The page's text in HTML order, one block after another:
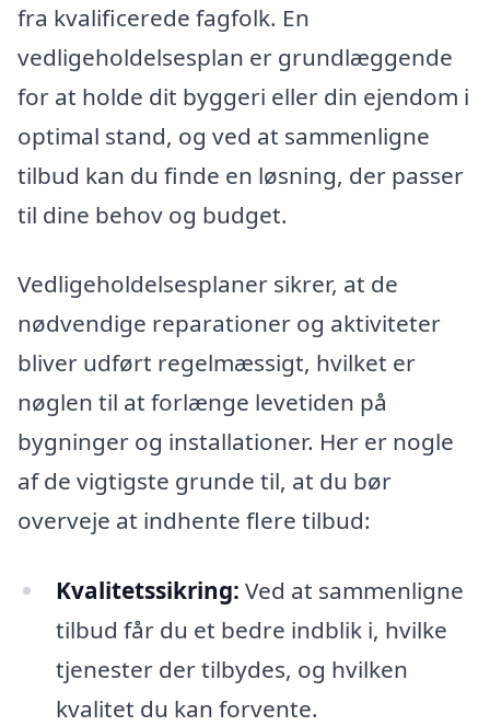
fra kvalificerede fagfolk. En
vedligeholdelsesplan er grundlæggende
for at holde dit byggeri eller din ejendom i
optimal stand, og ved at sammenligne
tilbud kan du finde en løsning, der passer
til dine behov og budget.
Vedligeholdelsesplaner sikrer, at de
nødvendige reparationer og aktiviteter
bliver udført regelmæssigt, hvilket er
nøglen til at forlænge levetiden på
bygninger og installationer. Her er nogle
af de vigtigste grunde til, at du bør
overveje at indhente flere tilbud:
Kvalitetssikring: Ved at sammenligne
tilbud får du et bedre indblik i, hvilke
tjenester der tilbydes, og hvilken
kvalitet du kan forvente.